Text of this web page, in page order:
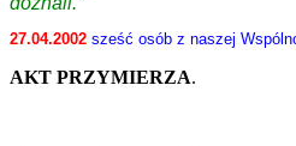
27.04.2002 sześć osób z naszej
AKT PRZYMIERZA.